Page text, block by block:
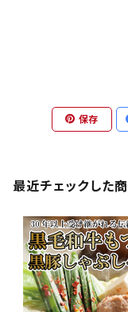
保存
最近チェックした